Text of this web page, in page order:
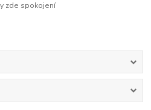
zde spokojení